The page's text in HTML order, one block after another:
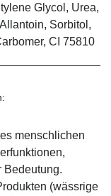
Glycol, Urea,
Sorbitol,
CI 75810
menschlichen
Bedeutung.
(wässrige